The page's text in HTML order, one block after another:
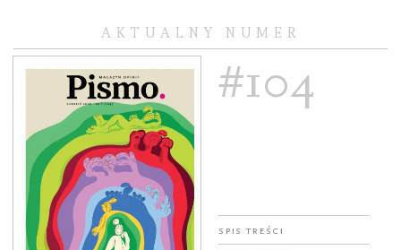
AKTUALNY NUMER
#104
Spis treści